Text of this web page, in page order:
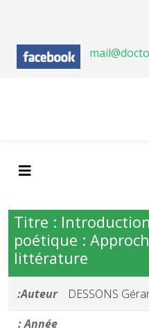
Titre :
poétique :
littérature
Auteur:
DESSONS
Année :